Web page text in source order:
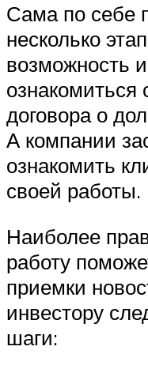
Сама по себе
несколько
возможность
ознакомиться
договора о
А компании
ознакомить
своей работы.
Наиболее
работу
приемки
инвестору
шаги: